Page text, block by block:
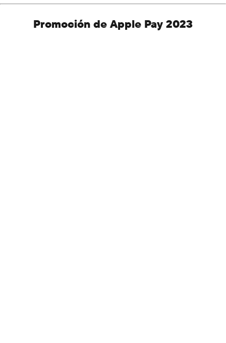
Promoción de Apple Pay 2023